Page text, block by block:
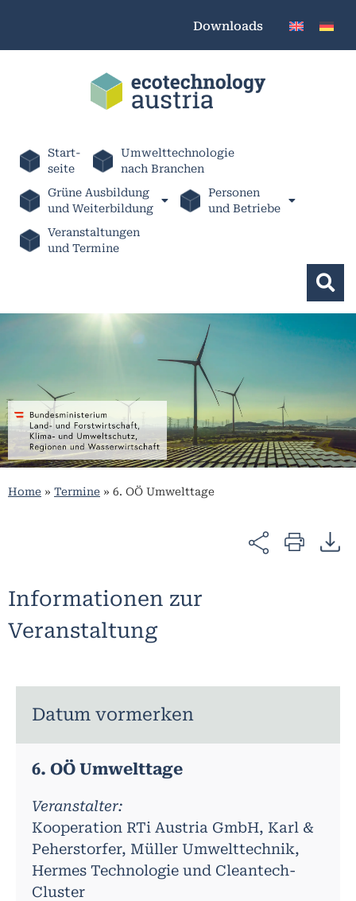
Downloads
Start-
seite
Umwelttechnologie
nach Branchen
Grüne Ausbildung
und Weiterbildung
Personen
und Betriebe
Veranstaltungen
und Termine
Home » Termine » 6. OÖ Umwelttage
Informationen zur
Veranstaltung
Datum vormerken
6. OÖ Umwelttage
Veranstalter:
Kooperation RTi Austria GmbH, Karl &
Peherstorfer, Müller Umwelttechnik,
Hermes Technologie und Cleantech-
Cluster